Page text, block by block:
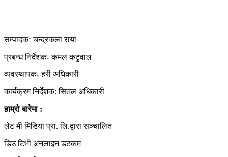
सम्पादकः चन्द्रकला राया
प्रबन्ध निर्देशकः कमल कटुवाल
व्यवस्थापकः हरी अधिकारी
कार्यक्रम निर्देशक: सितल अधिकारी
हाम्रो बारेमा :
लेट मी मिडिया प्रा. लि.द्वारा सञ्चालित
डिउ टिभी अनलाइन डटकम